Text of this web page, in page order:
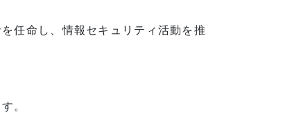
任命し、情報セキュリティ活動を推
。